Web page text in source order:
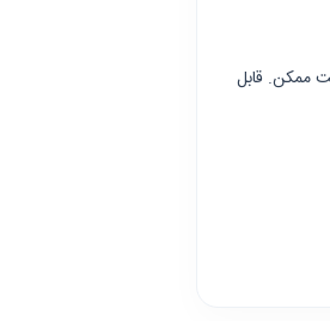
ممکن. قابل